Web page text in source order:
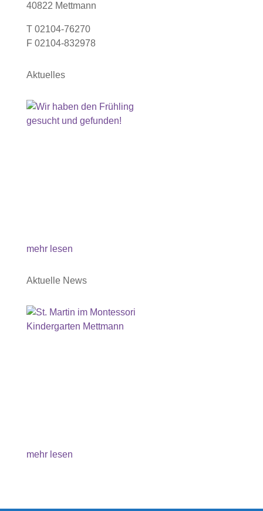
40822 Mettmann
T 02104-76270
F 02104-832978
Aktuelles
mehr lesen
Aktuelle News
mehr lesen